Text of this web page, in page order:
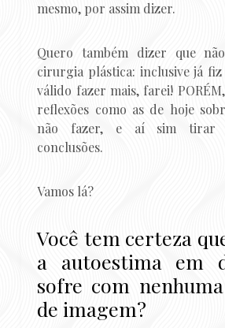
mesmo, por assim dizer.
Quero também dizer que
cirurgia plástica: inclusive já fiz
válido fazer mais, farei!
reflexões como as de hoje
não fazer, e aí sim tirar
conclusões.
Vamos lá?
Você tem certeza
a autoestima em
sofre com
de imagem?